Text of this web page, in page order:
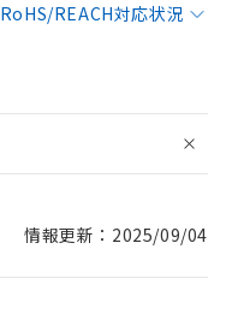
RoHS/REACH対応状況
情報更新：2025/09/04